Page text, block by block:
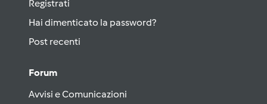
Registrati
Hai dimenticato la password?
Post recenti
Forum
Avvisi e Comunicazioni